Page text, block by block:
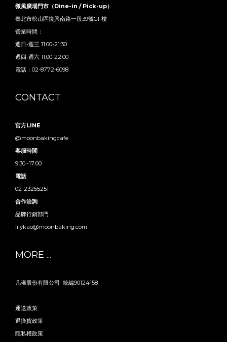
微風廣場門市（Dine-in / Pick-up）
臺北市松山區復興南路一段39號GF樓
營業時間：
週日-週三 11:00-21:30
週四-週六 11:00-22:00
電話：02-8772-6098
CONTACT
官方LINE
@moonbakingcafe
客服時間
9:30~17:00
電話
02-23255251
合作洽詢
品牌行銷部門
lilykao@moonbaking.com
MORE ...
凡曦股份有限公司 統編90124158
運送政策
退換貨政策
隱私權政策